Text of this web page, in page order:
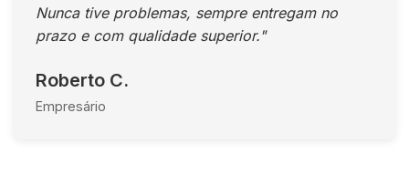
Nunca tive problemas, sempre entregam no
prazo e com qualidade superior."
Roberto C.
Empresário